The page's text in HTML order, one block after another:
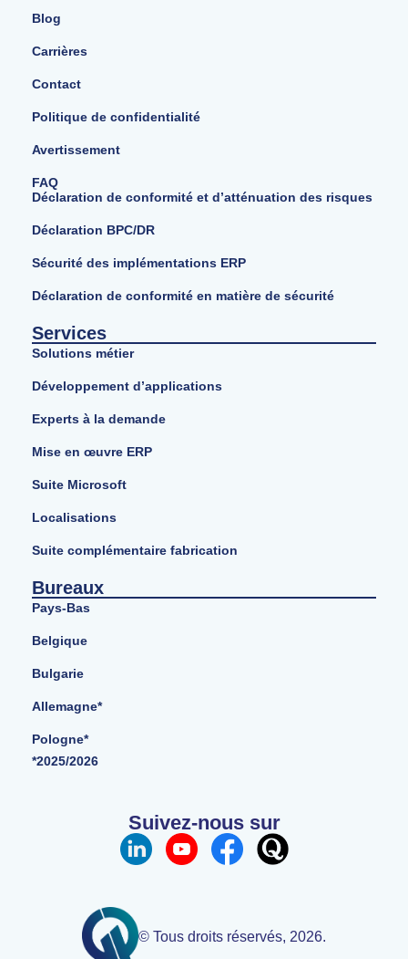
Blog
Carrières
Contact
Politique de confidentialité
Avertissement
FAQ
Déclaration de conformité et d’atténuation des risques
Déclaration BPC/DR
Sécurité des implémentations ERP
Déclaration de conformité en matière de sécurité
Services
Solutions métier
Développement d’applications
Experts à la demande
Mise en œuvre ERP
Suite Microsoft
Localisations
Suite complémentaire fabrication
Bureaux
Pays-Bas
Belgique
Bulgarie
Allemagne*
Pologne*
*2025/2026
Suivez-nous sur
© Tous droits réservés, 2026.